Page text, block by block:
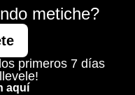
metiche?
primeros 7 días
aquí